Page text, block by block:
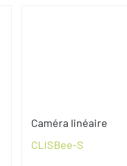
Caméra linéaire
CLISBee-S